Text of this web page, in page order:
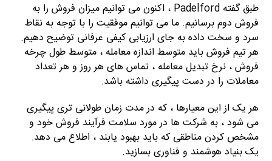
طبق گفته Padelford ، اکنون می توانیم میزان فروش را به
فروش دوم برسانیم. ما می توانیم موفقیت را با توجه به نقاط
سرد و سخت داده به جای ارزیابی کیفی عرفانی توضیح دهیم.
هر تیم فروش باید متوسط ​​اندازه معامله ، متوسط ​​طول چرخه
فروش ، نرخ تبدیل معامله ، تماس های هر روز و هر تعداد
معاملات را در دست پیگیری داشته باشد.
هر یک از این معیارها ، که در مدت زمان طولانی تری پیگیری
می شود ، به شرکت ها در مورد سلامت فرآیند فروش خود و
مشخص کردن مناطقی که باید بهبود یابند ، اطلاع می دهد.
یک بنیاد هوشمند و فناوری بسازید.